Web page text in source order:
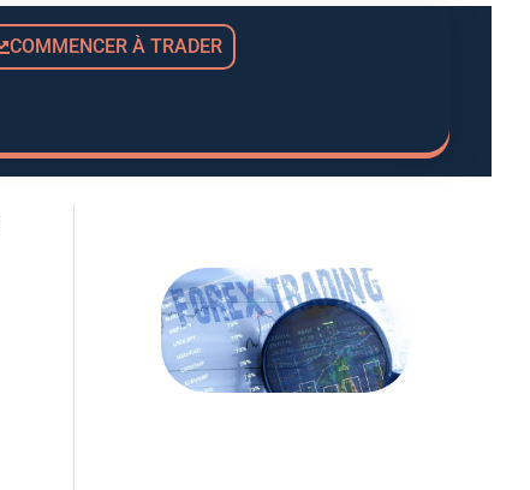
COMMENCER À TRADER